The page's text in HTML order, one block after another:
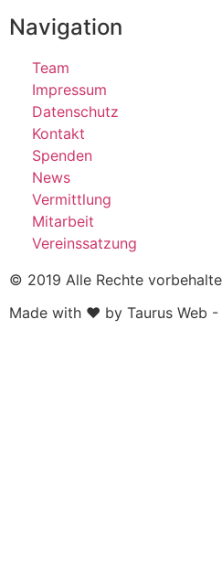
Navigation
Team
Impressum
Datenschutz
Kontakt
Spenden
News
Vermittlung
Mitarbeit
Vereinssatzung
© 2019 Alle Rechte
Made with ❤ by Taurus Web -